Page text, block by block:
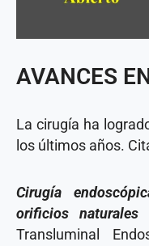
AVANCES
La cirugía ha
los últimos años.
Cirugía
orificios naturales
Transluminal